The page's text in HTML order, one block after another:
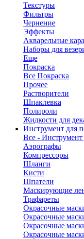
Текстуры
Фильтры
Чернение
Эффекты
Акварельные
Наборы для
Еще
Покраска
Все Покраска
Прочее
Растворители
Шпаклевка
Полироли
Жидкости для
Инструмент для
Все - Инструмент
Аэрографы
Компрессоры
Шланги
Кисти
Шпатели
Маскирующие
Трафареты
Окрасочные
Окрасочные
Окрасочные
Окрасочные